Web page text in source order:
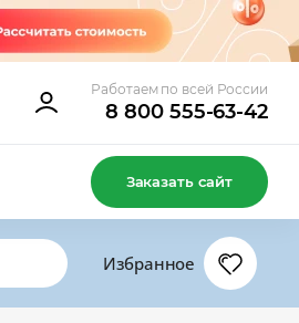
Работаем по всей России
8 800 555-63-42
Заказать сайт
Избранное